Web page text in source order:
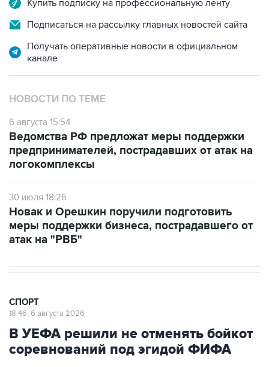
Купить подписку на профессиональную ленту
Подписаться на рассылку главных новостей сайта
Получать оперативные новости в официальном
канале
НОВОСТИ ПО ТЕМЕ
6 августа 15:54
Ведомства РФ предложат меры поддержки
предпринимателей, пострадавших от атак на
логокомплексы
30 июля 18:26
Новак и Орешкин поручили подготовить
меры поддержки бизнеса, пострадавшего от
атак на "РВБ"
СПОРТ
18:46, 6 августа 2026
В УЕФА решили не отменять бойкот
соревнований под эгидой ФИФА